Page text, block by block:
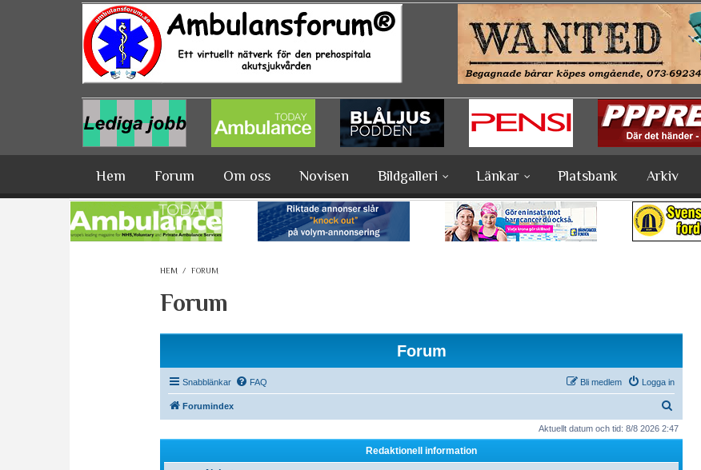
Hoppa till huvudinnehåll
Hem Forum Om oss Novisen Bildgalleri Länkar Platsbank Arkiv
HEM / FORUM
Forum